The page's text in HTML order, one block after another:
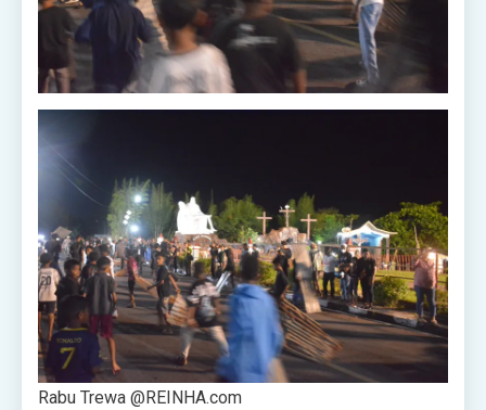
Rabu Trewa @REINHA.com